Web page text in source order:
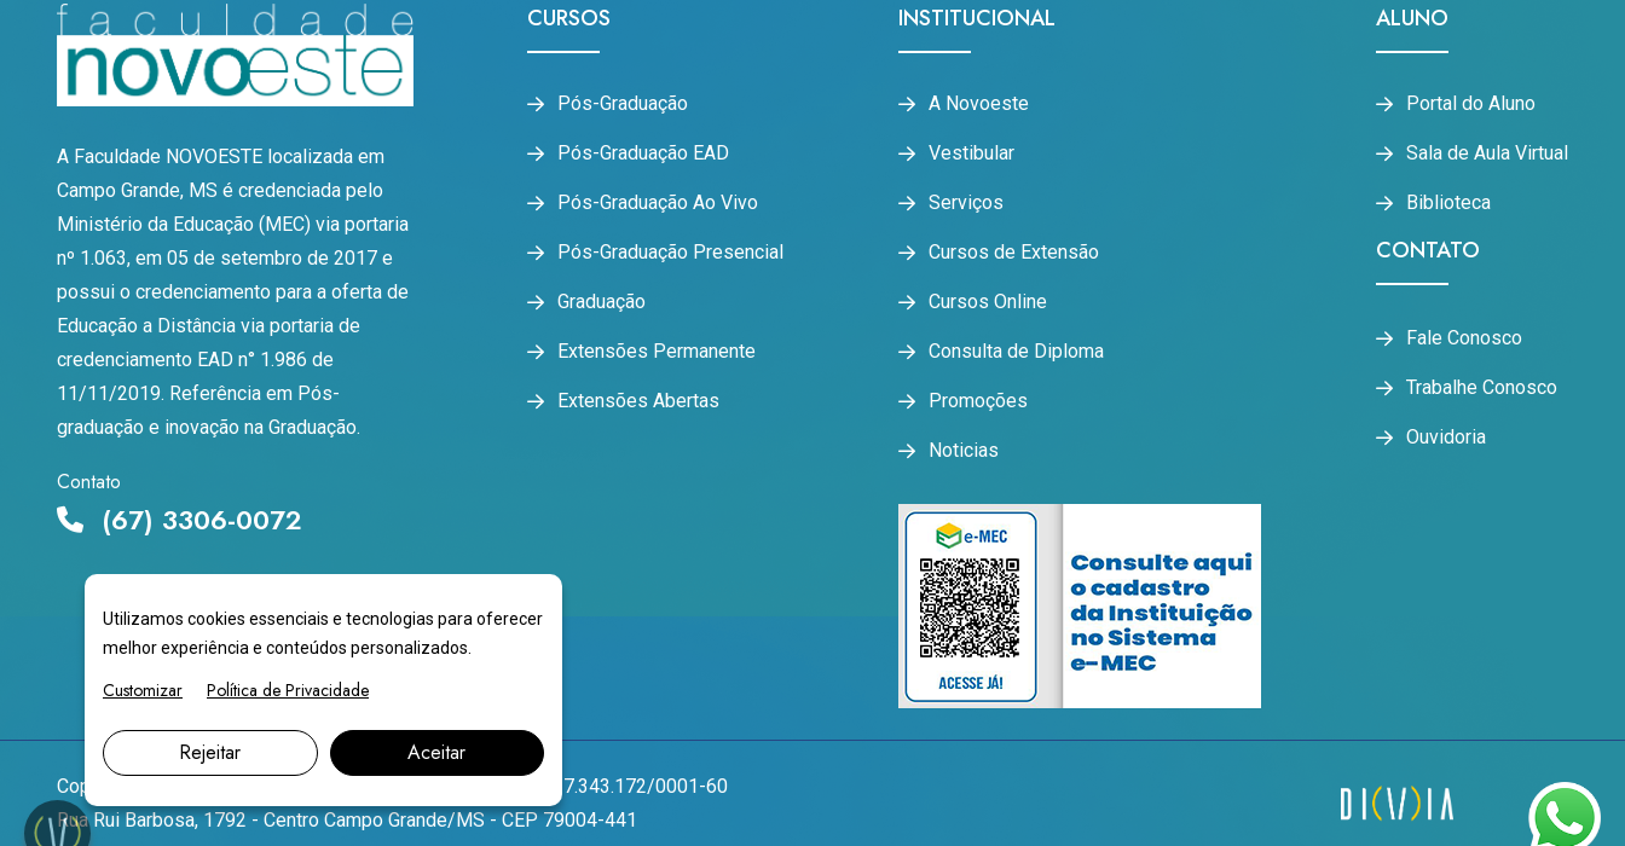
A Faculdade NOVOESTE localizada em
Campo Grande, MS é credenciada pelo
Ministério da Educação (MEC) via portaria
nº 1.063, em 05 de setembro de 2017 e
possui o credenciamento para a oferta de
Educação a Distância via portaria de
credenciamento EAD n° 1.986 de
11/11/2019. Referência em Pós-
graduação e inovação na Graduação.
Contato
(67) 3306-0072
CURSOS
Pós-Graduação
Pós-Graduação EAD
Pós-Graduação Ao Vivo
Pós-Graduação Presencial
Graduação
Extensões Permanente
Extensões Abertas
INSTITUCIONAL
A Novoeste
Vestibular
Serviços
Cursos de Extensão
Cursos Online
Consulta de Diploma
Promoções
Noticias
ALUNO
Portal do Aluno
Sala de Aula Virtual
Biblioteca
CONTATO
Fale Conosco
Trabalhe Conosco
Ouvidoria
Copyright
CNPJ 17.343.172/0001-60
Rua Rui Barbosa, 1792 - Centro Campo Grande/MS - CEP 79004-441
Utilizamos cookies essenciais e tecnologias para oferecer
melhor experiência e conteúdos personalizados.
Customizar Política de Privacidade
Rejeitar Aceitar